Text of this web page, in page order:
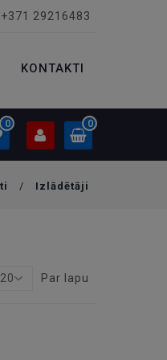
+371 29216483
KONTAKTI
0 0
/ Izlādētāji
20 Par lapu